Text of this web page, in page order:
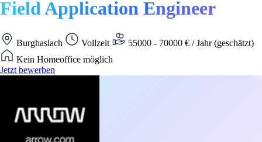
Field Application Engineer
Burghaslach Vollzeit
55000 - 70000 € / Jahr (geschätzt)
Kein Homeoffice möglich
Jetzt bewerben